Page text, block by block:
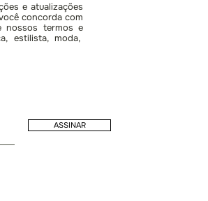
e atualizações
concorda com
nossos termos e
estilista, moda,
ASSINAR